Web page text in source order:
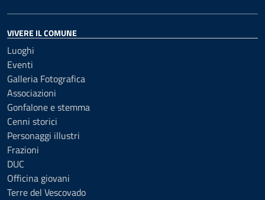
VIVERE IL COMUNE
Luoghi
Eventi
Galleria Fotografica
Associazioni
Gonfalone e stemma
Cenni storici
Personaggi illustri
Frazioni
DUC
Officina giovani
Terre del Vescovado